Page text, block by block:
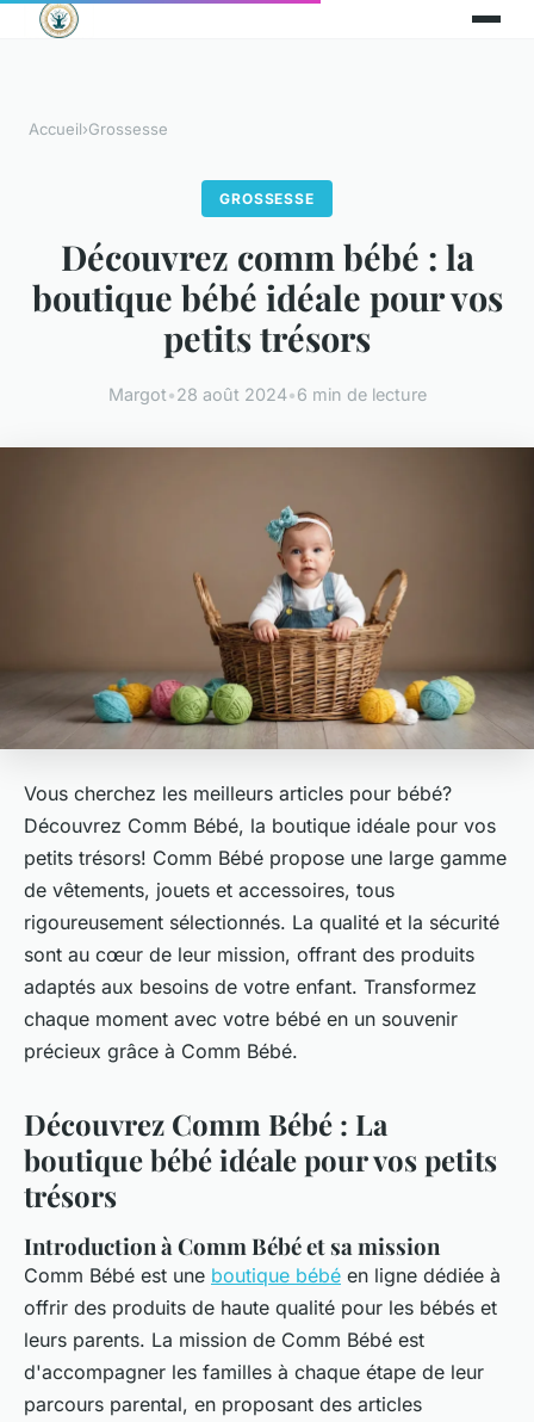
Accueil›Grossesse
GROSSESSE
Découvrez comm bébé : la
boutique bébé idéale pour vos
petits trésors
Margot•28 août 2024•6 min de lecture
Vous cherchez les meilleurs articles pour bébé?
Découvrez Comm Bébé, la boutique idéale pour vos
petits trésors! Comm Bébé propose une large gamme
de vêtements, jouets et accessoires, tous
rigoureusement sélectionnés. La qualité et la sécurité
sont au cœur de leur mission, offrant des produits
adaptés aux besoins de votre enfant. Transformez
chaque moment avec votre bébé en un souvenir
précieux grâce à Comm Bébé.
Découvrez Comm Bébé : La
boutique bébé idéale pour vos petits
trésors
Introduction à Comm Bébé et sa mission
Comm Bébé est une boutique bébé en ligne dédiée à
offrir des produits de haute qualité pour les bébés et
leurs parents. La mission de Comm Bébé est
d'accompagner les familles à chaque étape de leur
parcours parental, en proposant des articles